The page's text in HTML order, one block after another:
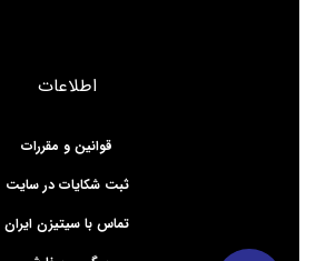
اطلاعات
قوانین و مقررات
ثبت شکایات در سایت
تماس با سیتیزن ایران